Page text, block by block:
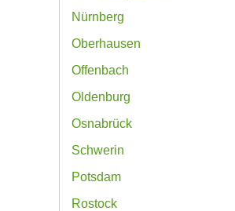
Nürnberg
Oberhausen
Offenbach
Oldenburg
Osnabrück
Schwerin
Potsdam
Rostock